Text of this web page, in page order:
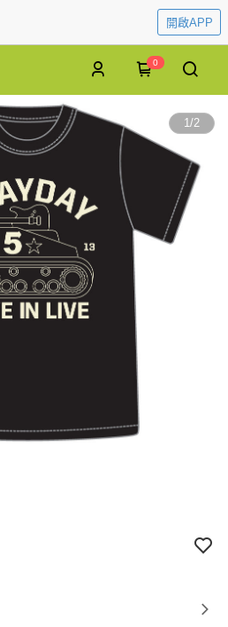
開啟APP
0
1/2